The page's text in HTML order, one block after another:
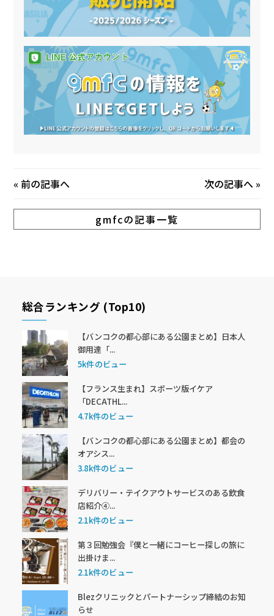
«前の記事へ 次の記事へ »
gmfcの記事一覧
総合ランキング (Top10)
【バンコクの都心部にある公園まとめ】日本人
御用達「...
5k件のビュー
【フランス生まれ】スポーツ版イケア
「DECATHL...
4.7k件のビュー
【バンコクの都心部にある公園まとめ】都会の
オアシス...
3.8k件のビュー
デリバリー・テイクアウトサービスのある飲食
店紹介④...
2.1k件のビュー
第３回勉強会『僕と一緒にコーヒー探しの旅に
出掛けま...
2.1k件のビュー
Blezクリニックとパートナーシップ締結のお知
らせ